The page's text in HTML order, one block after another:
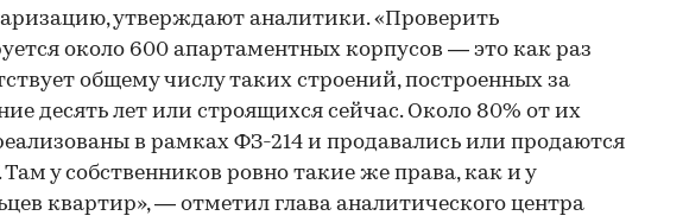
утверждают аналитики. «Проверить
около 600 апартаментных корпусов — это как раз
общему числу таких строений, построенных за
десять лет или строящихся сейчас. Около 80% от их
в рамках ФЗ-214 и продавались или продаются
у собственников ровно такие же права, как и у
квартир», — отметил глава аналитического центра